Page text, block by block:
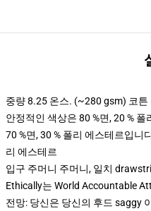
중량 8.25 온스. (~280 gsm) 코튼
안정적인 색상은 80 %면, 20 %
70 %면, 30 % 폴리 에스테르입니
리 에스테르
입구 주머니 주머니, 일치
Ethically는 World Accountable
전망: 당신은 당신의 후드 saggy